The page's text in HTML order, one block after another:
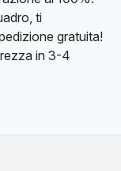
ti
gratuita!
in 3-4